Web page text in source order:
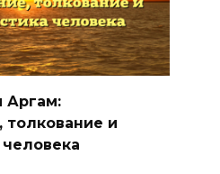
Аргам:
толкование и